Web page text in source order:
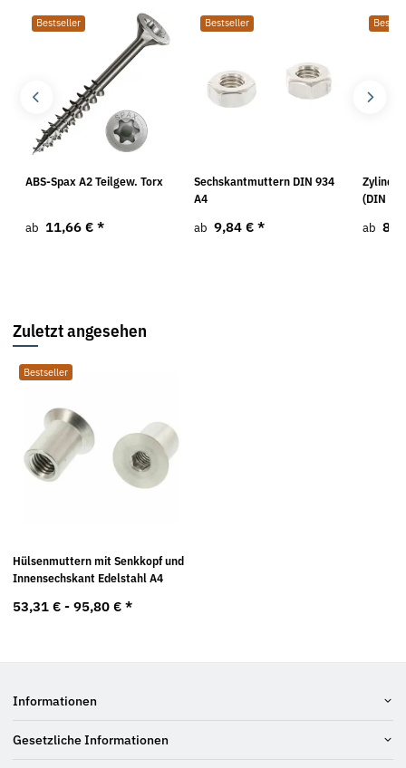
Bestseller
ABS-Spax A2 Teilgew. Torx
ab 11,66 € *
Bestseller
Sechskantmuttern DIN 934
A4
ab 9,84 € *
(DIN
ab
Zuletzt angesehen
Bestseller
Hülsenmuttern mit Senkkopf und
Innensechskant Edelstahl A4
53,31 € - 95,80 € *
Informationen
Gesetzliche Informationen